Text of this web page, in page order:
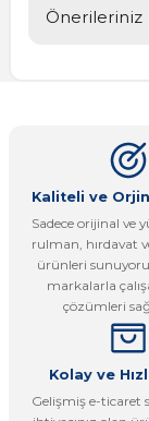
Önerileriniz
Görüş ve
Ürün resmi
Ürün
Ürün
Ürün fiyatı
Bu ürüne
Kaliteli ve
Sadece orijinal ve
rulman, hırdavat
ürünleri
markalarla
çözümleri
Kolay ve
Gelişmiş e-ticaret